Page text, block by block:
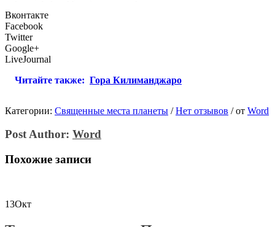
Вконтакте
Facebook
Twitter
Google+
LiveJournal
Читайте также: Гора Килиманджаро
Категории: Священные места планеты / Нет отзывов /от Word
Post Author: Word
Похожие записи
13Окт